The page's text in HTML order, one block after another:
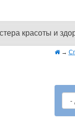
красоты и
→